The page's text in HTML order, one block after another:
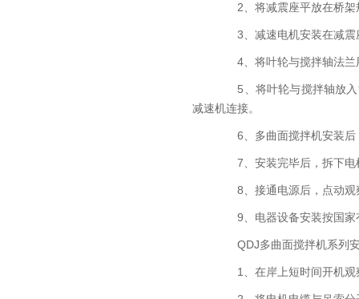
2、将减震座平放在桥架
3、减速电机安装在减震
4、将叶轮与搅拌轴法兰
5、将叶轮与搅拌轴放入
减速机连接。
6、多曲面搅拌机安装后
7、安装完毕后，拆下电
8、接通电源后，点动观
9、电器设备安装按国家
QDJ多曲面搅拌机系列
1、在岸上短时间开机观